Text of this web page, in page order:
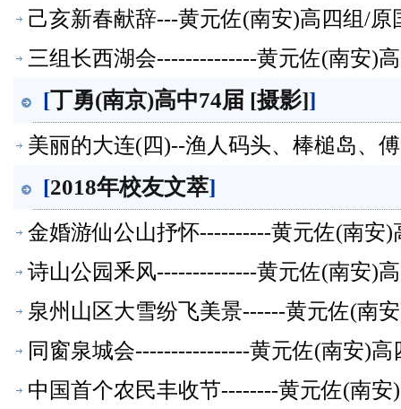
己亥新春献辞---黄元佐(南安)高四组/
三组长西湖会--------------黄元佐(南安)
[丁勇(南京)高中74届 [摄影]]
美丽的大连(四)--渔人码头、棒槌岛、
[2018年校友文萃]
金婚游仙公山抒怀----------黄元佐(南安
诗山公园釆风--------------黄元佐(南安)
泉州山区大雪纷飞美景------黄元佐(南
同窗泉城会----------------黄元佐(南安)
中国首个农民丰收节--------黄元佐(南